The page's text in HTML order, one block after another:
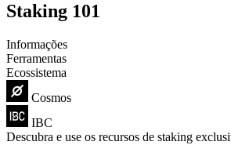
Staking 101
Informações
Ferramentas
Ecossistema
Cosmos
IBC
Descubra e use os recursos de staking